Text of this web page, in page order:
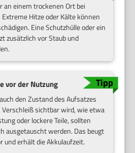
an einem trockenen Ort bei
Hitze oder Kälte können
Eine Schutzhülle oder ein
zusätzlich vor Staub und
vor der Nutzung
den Zustand des Aufsatzes
Verschleiß sichtbar wird, wie etwa
oder lockere Teile, sollten
ausgetauscht werden. Das beugt
und erhält die Akkulaufzeit.